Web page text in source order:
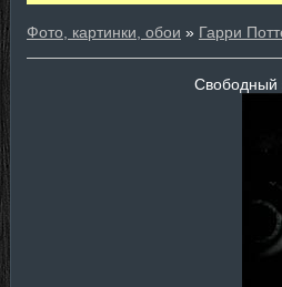
Фото, картинки, обои » Гарри
Свободный